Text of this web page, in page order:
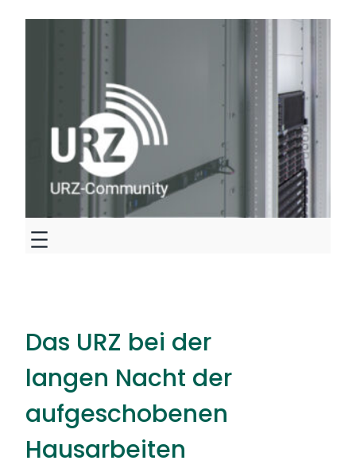
Das URZ bei der
langen Nacht der
aufgeschobenen
Hausarbeiten